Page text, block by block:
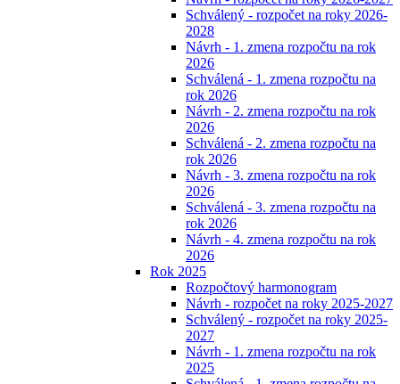
Schválený - rozpočet na roky 2026-
2028
Návrh - 1. zmena rozpočtu na rok
2026
Schválená - 1. zmena rozpočtu na
rok 2026
Návrh - 2. zmena rozpočtu na rok
2026
Schválená - 2. zmena rozpočtu na
rok 2026
Návrh - 3. zmena rozpočtu na rok
2026
Schválená - 3. zmena rozpočtu na
rok 2026
Návrh - 4. zmena rozpočtu na rok
2026
Rok 2025
Rozpočtový harmonogram
Návrh - rozpočet na roky 2025-2027
Schválený - rozpočet na roky 2025-
2027
Návrh - 1. zmena rozpočtu na rok
2025